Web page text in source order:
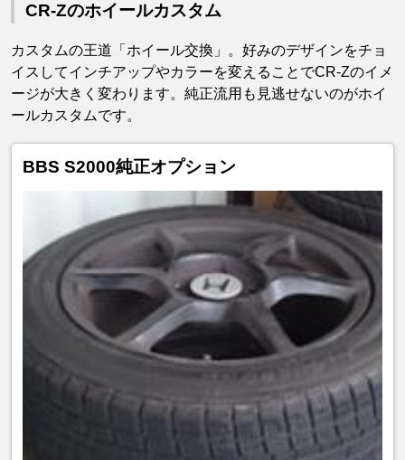
CR-Zのホイールカスタム
カスタムの王道「ホイール交換」。好みのデザインをチョ
イスしてインチアップやカラーを変えることでCR-Zのイメ
ージが大きく変わります。純正流用も見逃せないのがホイ
ールカスタムです。
BBS S2000純正オプション